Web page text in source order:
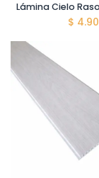
$ 4.90